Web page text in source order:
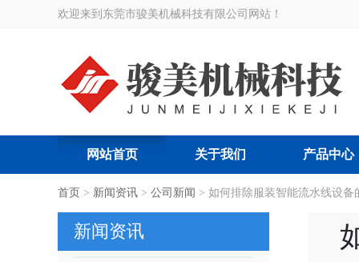
欢迎来到东莞市骏美机械科技有限公司网站！
网站首页 关于我们 产品中心
搜索关键词: 智能节拍流水线 | 智能吊挂流水线 | 服装厂智
首页 > 新闻资讯 > 公司新闻 > 如何排除服装智能流水线设备
新闻资讯